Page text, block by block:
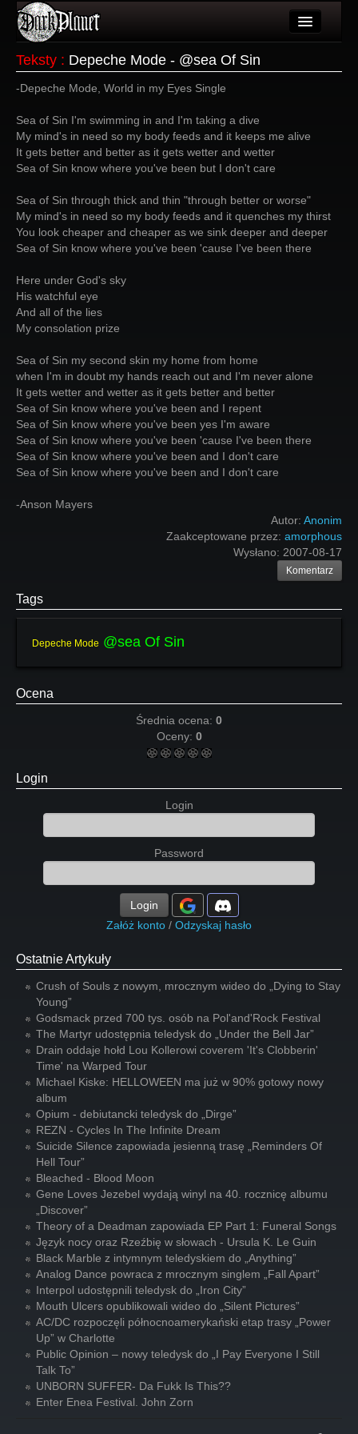
Galeria
Forum
Więcej
Login
Teksty : Depeche Mode - @sea Of Sin
-Depeche Mode, World in my Eyes Single
Sea of Sin I'm swimming in and I'm taking a dive
My mind's in need so my body feeds and it keeps me alive
It gets better and better as it gets wetter and wetter
Sea of Sin know where you've been but I don't care
Sea of Sin through thick and thin "through better or worse"
My mind's in need so my body feeds and it quenches my thirst
You look cheaper and cheaper as we sink deeper and deeper
Sea of Sin know where you've been 'cause I've been there
Here under God's sky
His watchful eye
And all of the lies
My consolation prize
Sea of Sin my second skin my home from home
when I'm in doubt my hands reach out and I'm never alone
It gets wetter and wetter as it gets better and better
Sea of Sin know where you've been and I repent
Sea of Sin know where you've been yes I'm aware
Sea of Sin know where you've been 'cause I've been there
Sea of Sin know where you've been and I don't care
Sea of Sin know where you've been and I don't care
-Anson Mayers
Autor: Anonim
Zaakceptowane przez: amorphous
Wysłano: 2007-08-17
Komentarz
Tags
Depeche Mode @sea Of Sin
Ocena
Średnia ocena: 0
Oceny: 0
Login
Login
Password
Login
Załóż konto / Odzyskaj hasło
Ostatnie Artykuły
Crush of Souls z nowym, mrocznym wideo do „Dying to Stay
Young”
Godsmack przed 700 tys. osób na Pol'and'Rock Festival
The Martyr udostępnia teledysk do „Under the Bell Jar”
Drain oddaje hołd Lou Kollerowi coverem 'It's Clobberin'
Time' na Warped Tour
Michael Kiske: HELLOWEEN ma już w 90% gotowy nowy
album
Opium - debiutancki teledysk do „Dirge”
REZN - Cycles In The Infinite Dream
Suicide Silence zapowiada jesienną trasę „Reminders Of
Hell Tour”
Bleached - Blood Moon
Gene Loves Jezebel wydają winyl na 40. rocznicę albumu
„Discover”
Theory of a Deadman zapowiada EP Part 1: Funeral Songs
Język nocy oraz Rzeźbię w słowach - Ursula K. Le Guin
Black Marble z intymnym teledyskiem do „Anything”
Analog Dance powraca z mrocznym singlem „Fall Apart”
Interpol udostępnili teledysk do „Iron City”
Mouth Ulcers opublikowali wideo do „Silent Pictures”
AC/DC rozpoczęli północnoamerykański etap trasy „Power
Up” w Charlotte
Public Opinion – nowy teledysk do „I Pay Everyone I Still
Talk To”
UNBORN SUFFER- Da Fukk Is This??
Enter Enea Festival. John Zorn